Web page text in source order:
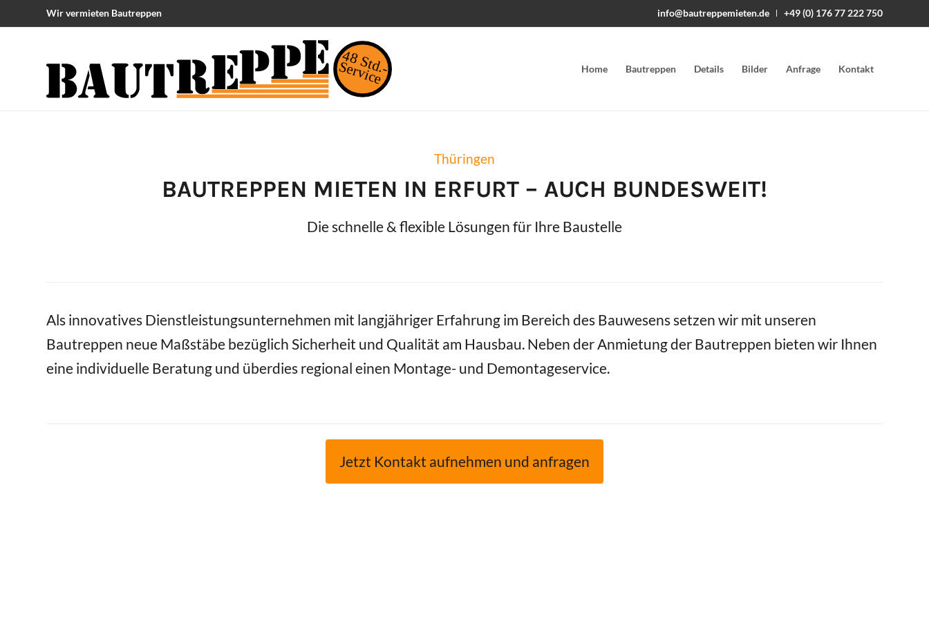
info@bautreppemieten.de +49 (0) 176 77 222 750
Wir vermieten Bautreppen
48 Std.-
Service Home Bautreppen Details Bilder Anfrage Kontakt
Thüringen
BAUTREPPEN MIETEN IN ERFURT – AUCH BUNDESWEIT!
Die schnelle & flexible Lösungen für Ihre Baustelle
Als innovatives Dienstleistungsunternehmen mit langjähriger Erfahrung im Bereich des Bauwesens setzen wir mit unseren
Bautreppen neue Maßstäbe bezüglich Sicherheit und Qualität am Hausbau. Neben der Anmietung der Bautreppen bieten wir Ihnen
eine individuelle Beratung und überdies regional einen Montage- und Demontageservice.
Jetzt Kontakt aufnehmen und anfragen